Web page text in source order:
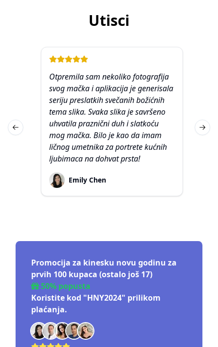
Utisci
Otpremila sam nekoliko fotografija
svog mačka i aplikacija je generisala
seriju preslatkih svečanih božićnih
tema slika. Svaka slika je savršeno
uhvatila praznični duh i slatkoću
mog mačka. Bilo je kao da imam
ličnog umetnika za portrete kućnih
ljubimaca na dohvat prsta!
Emily Chen
Previous slide
Promocija za kinesku novu godinu za
prvih 100 kupaca (ostalo još 17)
50% popusta
Koristite kod "HNY2024" prilikom
plaćanja.